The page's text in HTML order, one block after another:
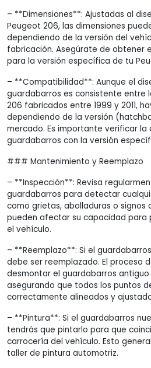
– **Dimensiones**: Ajustadas al
Peugeot 206, las dimensiones
dependiendo de la versión del
fabricación. Asegúrate de obtener
para la versión específica de tu
– **Compatibilidad**: Aunque el
guardabarros es consistente entre
206 fabricados entre 1999 y 2011,
dependiendo de la versión
mercado. Es importante verificar la
guardabarros con la versión
### Mantenimiento y Reemplazo
– **Inspección**: Revisa
guardabarros para detectar
como grietas, abolladuras o signos
pueden afectar su capacidad
el vehículo.
– **Reemplazo**: Si el
debe ser reemplazado. El proceso
desmontar el guardabarros
asegurando que todos los puntos
correctamente alineados y
– **Pintura**: Si el guardabarros
tendrás que pintarlo para que
carrocería del vehículo. Esto
taller de pintura automotriz.